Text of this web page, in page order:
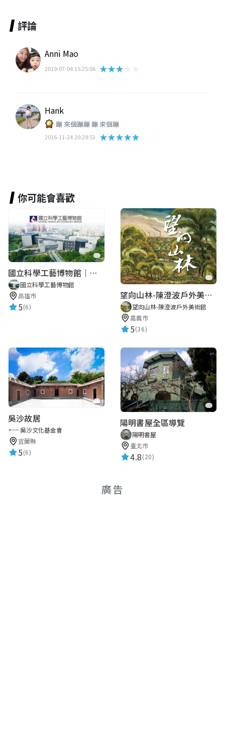
評論
Anni Mao
2019-07-04 15:25:06 ★★★★★
Hank
蹦 來個蹦蹦 蹦 來個蹦
2016-11-24 20:29:53 ★★★★★
你可能會喜歡
國立科學工藝博物館｜華語智慧導覽
國立科學工藝博物館
高雄市
5(6)
望向山林-陳澄波戶外美術館
望向山林-陳澄波戶外美術館
嘉義市
5(36)
吳沙故居
吳沙文化基金會
宜蘭縣
5(6)
陽明書屋全區導覽
陽明書屋
臺北市
4.8(20)
廣告